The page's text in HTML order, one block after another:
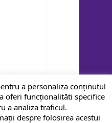
a personaliza conținutul
oferi funcționalităti specifice
a analiza traficul.
despre folosirea acestui